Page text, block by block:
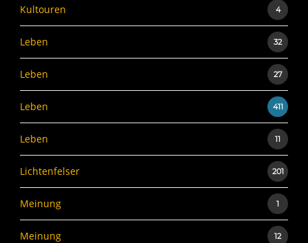
Kultouren 4
Leben 32
Leben 27
Leben 411
Leben 11
Lichtenfelser 201
Meinung 1
Meinung 12